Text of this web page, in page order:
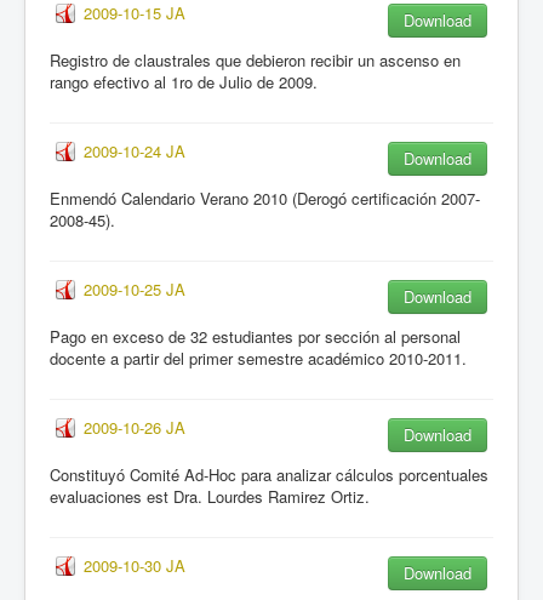
2009-10-15 JA
Download
Registro de claustrales que debieron recibir un ascenso en
rango efectivo al 1ro de Julio de 2009.
2009-10-24 JA
Download
Enmendó Calendario Verano 2010 (Derogó certificación 2007-
2008-45).
2009-10-25 JA
Download
Pago en exceso de 32 estudiantes por sección al personal
docente a partir del primer semestre académico 2010-2011.
2009-10-26 JA
Download
Constituyó Comité Ad-Hoc para analizar cálculos porcentuales
evaluaciones est Dra. Lourdes Ramirez Ortiz.
2009-10-30 JA
Download